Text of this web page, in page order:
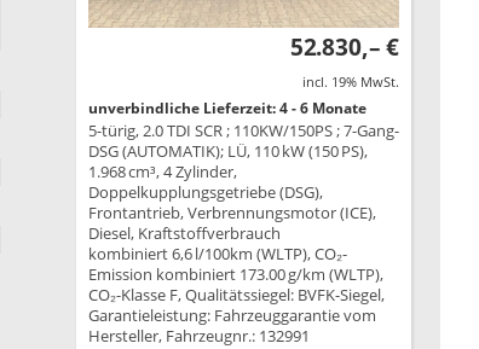
52.830,– €
incl. 19% MwSt.
unverbindliche Lieferzeit: 4 - 6 Monate
5-türig, 2.0 TDI SCR ; 110KW/150PS ; 7-Gang-
DSG (AUTOMATIK); LÜ, 110 kW (150 PS),
1.968 cm³, 4 Zylinder,
Doppelkupplungsgetriebe (DSG),
Frontantrieb, Verbrennungsmotor (ICE),
Diesel, Kraftstoffverbrauch
kombiniert 6,6 l/100km (WLTP), CO₂-
Emission kombiniert 173.00 g/km (WLTP),
CO₂-Klasse F, Qualitätssiegel: BVFK-Siegel,
Garantieleistung: Fahrzeuggarantie vom
Hersteller, Fahrzeugnr.: 132991